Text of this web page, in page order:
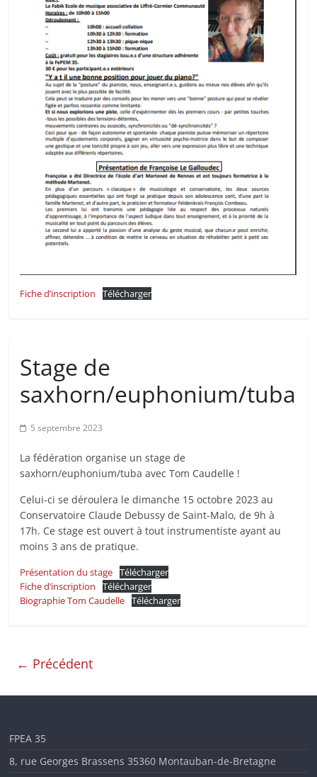
Fiche d’inscription Télécharger
Stage de
saxhorn/euphonium/tuba
5 septembre 2023
La fédération organise un stage de
saxhorn/euphonium/tuba avec Tom Caudelle !
Celui-ci se déroulera le dimanche 15 octobre 2023 au
Conservatoire Claude Debussy de Saint-Malo, de 9h à
17h. Ce stage est ouvert à tout instrumentiste ayant au
moins 3 ans de pratique.
Présentation du stage Télécharger
Fiche d’inscription
Télécharger
Biographie Tom Caudelle Télécharger
← Précédent
FPEA 35
8, rue Georges Brassens 35360 Montauban-de-Bretagne